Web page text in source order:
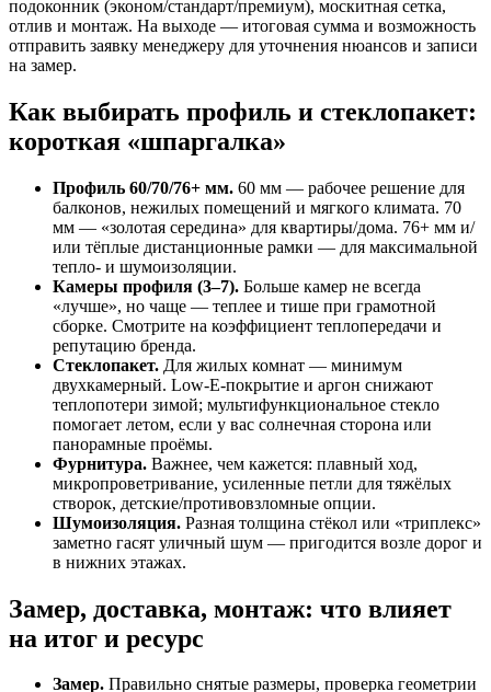
подоконник (эконом/стандарт/премиум), москитная сетка,
отлив и монтаж. На выходе — итоговая сумма и возможность
отправить заявку менеджеру для уточнения нюансов и записи
на замер.
Как выбирать профиль и стеклопакет:
короткая «шпаргалка»
Профиль 60/70/76+ мм. 60 мм — рабочее решение для
балконов, нежилых помещений и мягкого климата. 70
мм — «золотая середина» для квартиры/дома. 76+ мм и/
или тёплые дистанционные рамки — для максимальной
тепло- и шумоизоляции.
Камеры профиля (3–7). Больше камер не всегда
«лучше», но чаще — теплее и тише при грамотной
сборке. Смотрите на коэффициент теплопередачи и
репутацию бренда.
Стеклопакет. Для жилых комнат — минимум
двухкамерный. Low-E-покрытие и аргон снижают
теплопотери зимой; мультифункциональное стекло
помогает летом, если у вас солнечная сторона или
панорамные проёмы.
Фурнитура. Важнее, чем кажется: плавный ход,
микропроветривание, усиленные петли для тяжёлых
створок, детские/противовзломные опции.
Шумоизоляция. Разная толщина стёкол или «триплекс»
заметно гасят уличный шум — пригодится возле дорог и
в нижних этажах.
Замер, доставка, монтаж: что влияет
на итог и ресурс
Замер. Правильно снятые размеры, проверка геометрии